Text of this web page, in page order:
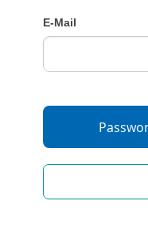
E-Mail